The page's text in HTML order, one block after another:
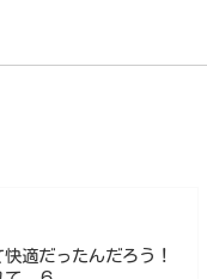
適だったんだろう！